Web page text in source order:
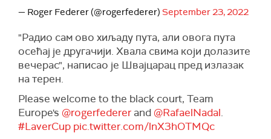
— Roger Federer (@rogerfederer) September 23, 2022
"Радио сам ово хиљаду пута, али овога пута
осећај је другачији. Хвала свима који долазите
вечерас", написао је Швајцарац пред излазак
на терен.
Please welcome to the black court, Team
Europe's @rogerfederer and @RafaelNadal.
#LaverCup pic.twitter.com/lnX3hOTMQc